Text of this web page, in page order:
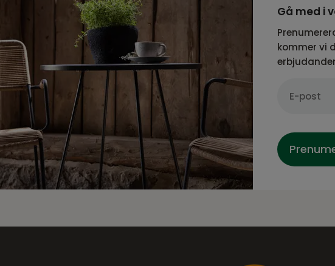
Gå med i
kommer vi